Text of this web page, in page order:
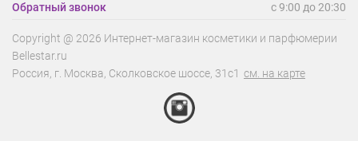
Обратный звонок
с 9:00 до 20:30
Copyright @ 2026 Интернет-магазин косметики и парфюмерии
Bellestar.ru
Россия, г. Москва Сколковское шоссе, 31с1 см. на карте